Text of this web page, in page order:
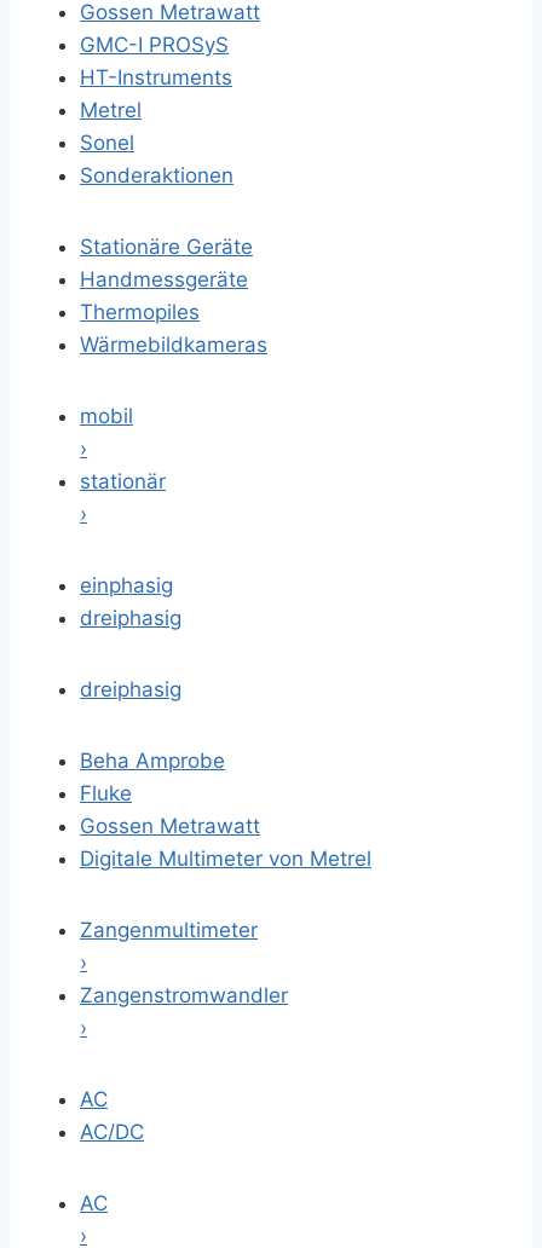
Gossen Metrawatt
GMC-I PROSyS
HT-Instruments
Metrel
Sonel
Sonderaktionen
Stationäre Geräte
Handmessgeräte
Thermopiles
Wärmebildkameras
mobil
›
stationär
›
einphasig
dreiphasig
dreiphasig
Beha Amprobe
Fluke
Gossen Metrawatt
Digitale Multimeter von Metrel
Zangenmultimeter
›
Zangenstromwandler
›
AC
AC/DC
AC
›